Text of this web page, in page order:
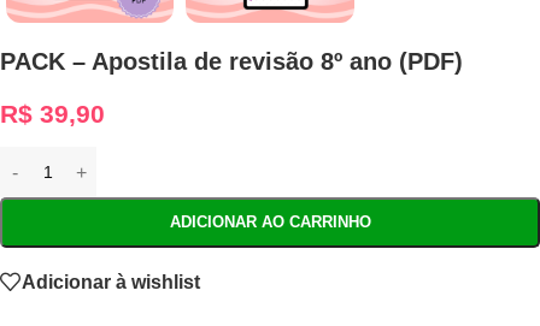
PACK – Apostila de revisão 8º ano (PDF)
R$ 39,90
ADICIONAR AO CARRINHO
Adicionar à wishlist